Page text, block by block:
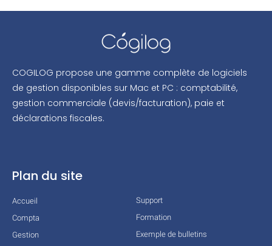
COGILOG propose une gamme complète de logiciels
de gestion disponibles sur Mac et PC : comptabilité,
gestion commerciale (devis/facturation), paie et
déclarations fiscales.
Plan du site
Accueil
Compta
Gestion
Support
Formation
Exemple de bulletins